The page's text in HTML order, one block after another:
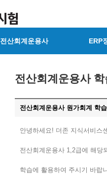
전산회계운용사 ERP
전산회계운용사
전산회계운용사 원가회계 학
안녕하세요! 더존 지식서비스
전산회계운용사 1,2급에 해당
학습에 활용하여 주시기 바랍